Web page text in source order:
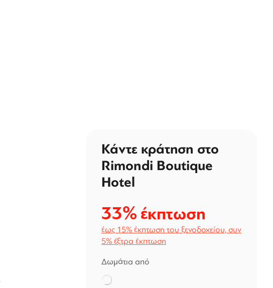
Κάντε κράτηση στο
Rimondi Boutique
Hotel
33%έκπτωση
έως 15% έκπτωση του ξενοδοχείου, συν
5% έξτρα έκπτωση
Δωμάτια από